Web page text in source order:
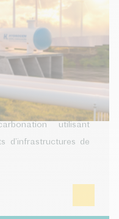
un secteur clé en
carbone d’ici 2050.
sont fléchés
et d’industrialisation
ainsi que
utilisant
d’infrastructures de